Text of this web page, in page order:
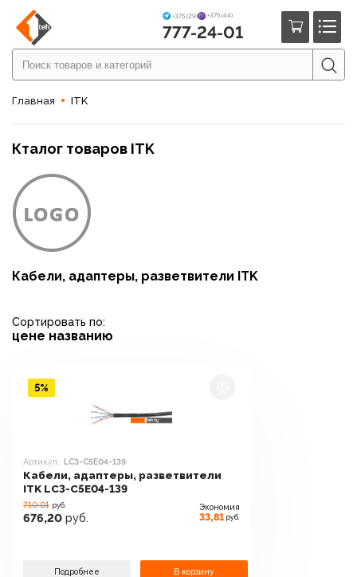
+375 (29) +375 (44)
777-24-01
Главная ITK
Кталог товаров ITK
Кабели, адаптеры, разветвители ITK
Сортировать по:
цене названию
Артикул: LC3-C5E04-139
Кабели, адаптеры, разветвители
ITK LC3-C5E04-139
710.01 руб.
676,20 руб.
Экономия
33,81 руб.
Подробнее В корзину
5%